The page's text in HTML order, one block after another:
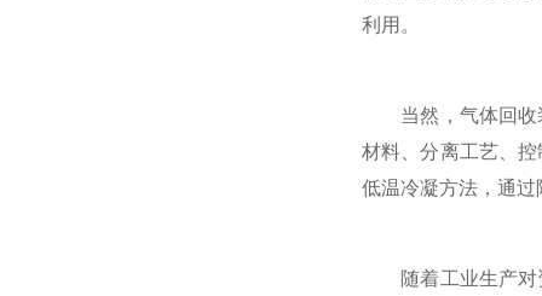
利用。
当然，气体回收装
材料、分离工艺、
低温冷凝方法，通
随着工业生产对